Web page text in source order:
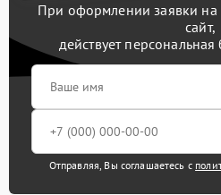
При оформлении заявки на
сайт,
действует
Отправляя, Вы соглашаетесь с